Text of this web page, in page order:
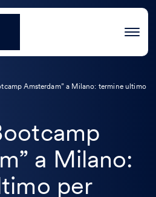
Amsterdam” a Milano: termine ultimo
a Milano:
per